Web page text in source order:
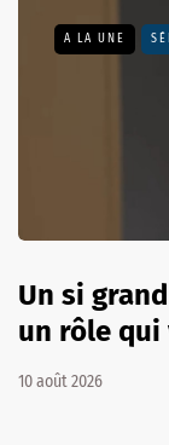
A LA UNE
Un si
un rôle qui
10 août 2026